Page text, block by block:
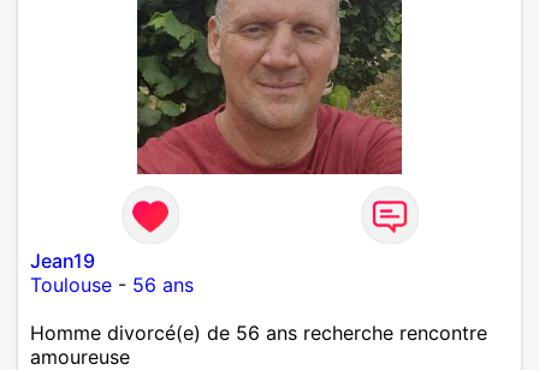
Jean19
Toulouse - 56 ans
Homme divorcé(e) de 56 ans recherche rencontre
amoureuse